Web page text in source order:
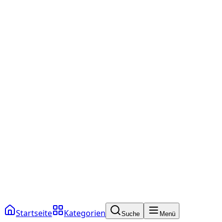
Startseite Kategorien Suche Menü